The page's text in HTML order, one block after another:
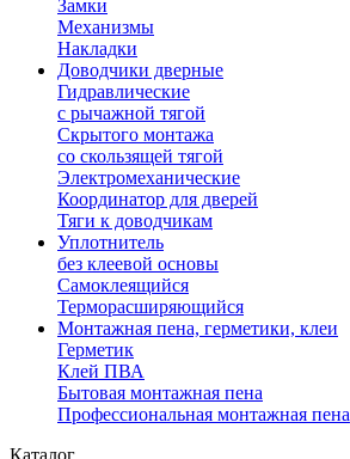
Замки
Механизмы
Накладки
Доводчики дверные
Гидравлические
с рычажной тягой
Скрытого монтажа
со скользящей тягой
Электромеханические
Координатор для дверей
Тяги к доводчикам
Уплотнитель
без клеевой основы
Самоклеящийся
Терморасширяющийся
Монтажная пена, герметики, клеи
Герметик
Клей ПВА
Бытовая монтажная пена
Профессиональная монтажная пена
Каталог